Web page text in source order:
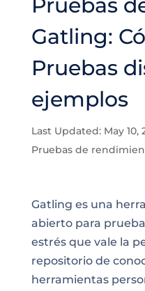
Pruebas
Gatling:
Pruebas
ejemplos
Last Updated: May 10,
Pruebas de
Gatling es una
abierto para
estrés que vale la
repositorio de
herramientas